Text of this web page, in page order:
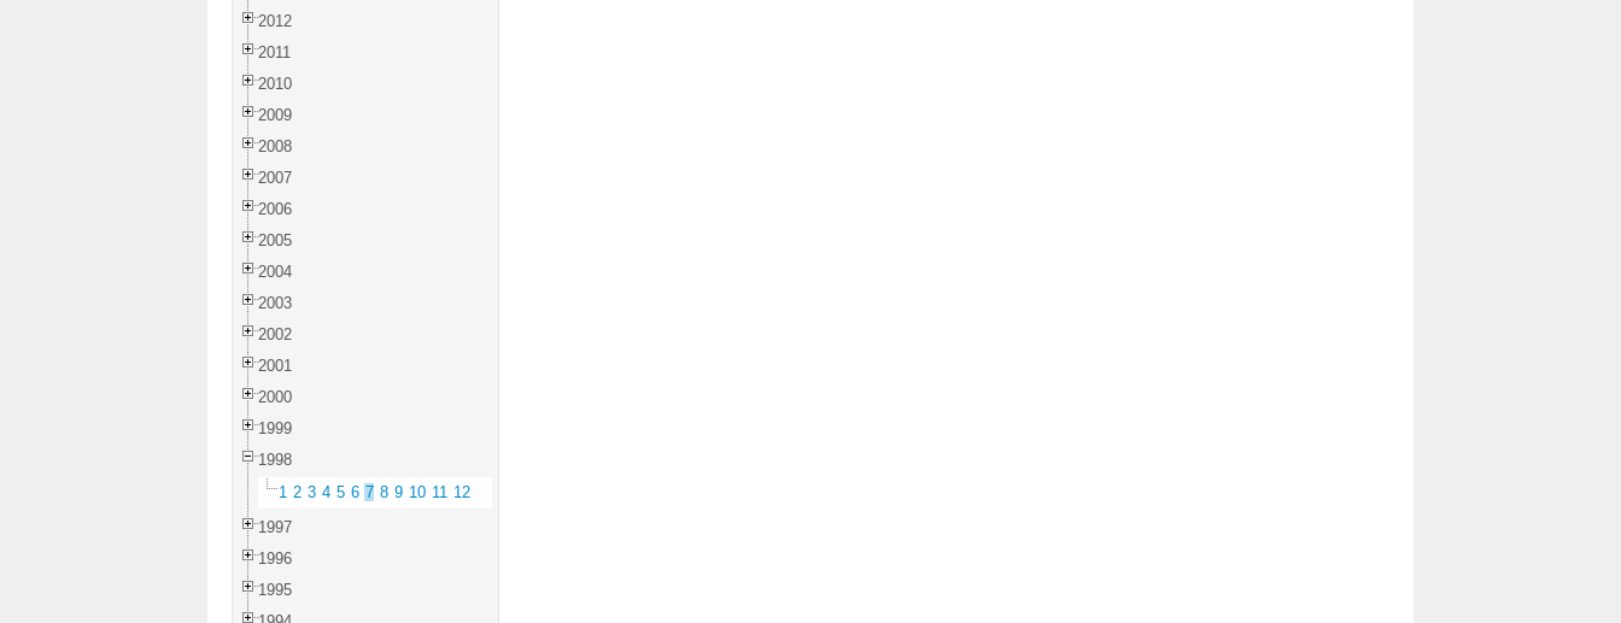
2012
2011
2010
2009
2008
2007
2006
2005
2004
2003
2002
2001
2000
1999
1998
1 2 3 4 5 6 7 8 9 10 11 12
1997
1996
1995